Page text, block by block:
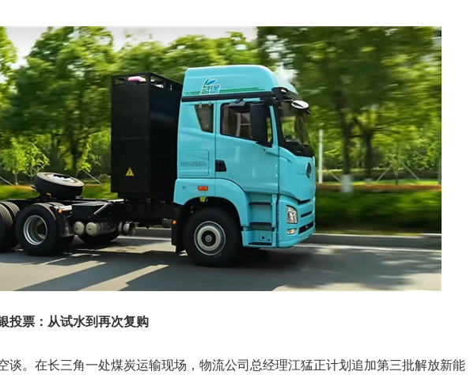
投票：从试水到再次复购
谈。在长三角一处煤炭运输现场，物流公司总经理江猛正计划追加第三批解放新能